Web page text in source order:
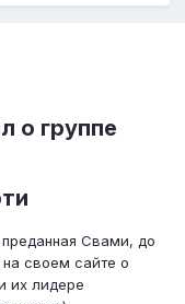
о группе
Свами, до
своем сайте о
их лидере